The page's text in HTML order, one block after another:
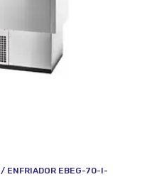
/ ENFRIADOR EBEG-70-I-